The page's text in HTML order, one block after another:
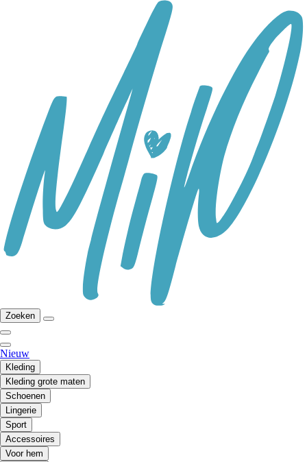
Zoeken
Nieuw
Kleding
Kleding grote maten
Schoenen
Lingerie
Sport
Accessoires
Voor hem